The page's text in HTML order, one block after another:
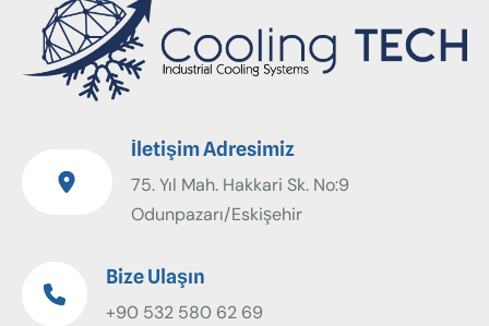
İletişim Adresimiz
75. Yıl Mah. Hakkari Sk. No:9
Odunpazarı/Eskişehir
Bize Ulaşın
+90 532 580 62 69